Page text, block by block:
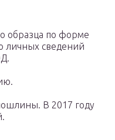
образца по форме
личных сведений
В 2017 году